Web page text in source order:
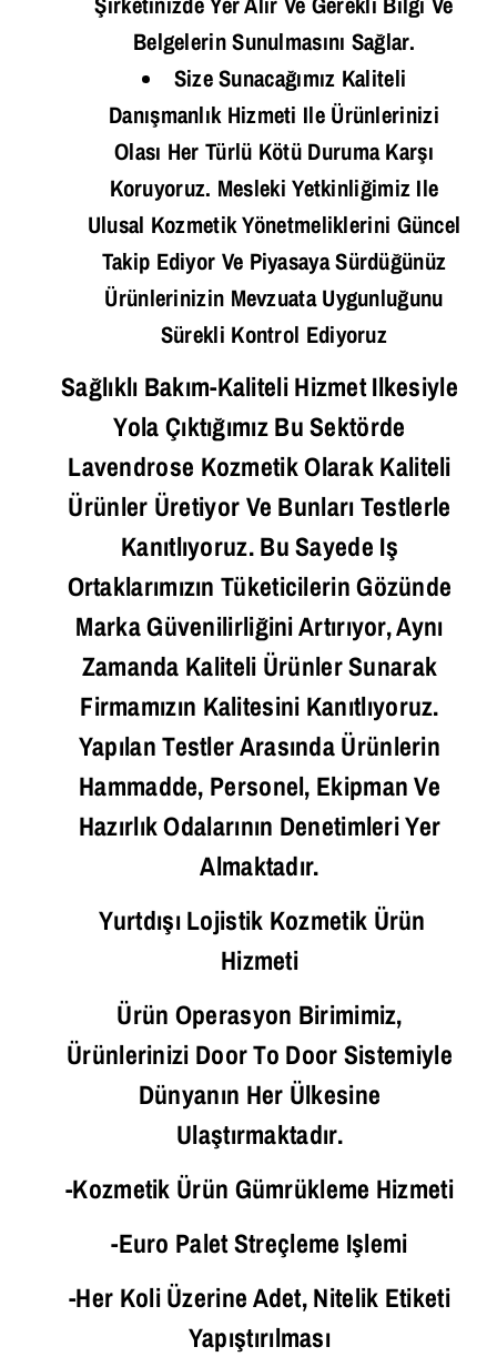
Belgelerin Sunulmasını Sağlar.
Size Sunacağımız Kaliteli
Danışmanlık Hizmeti Ile Ürünlerinizi
Olası Her Türlü Kötü Duruma Karşı
Koruyoruz. Mesleki Yetkinliğimiz Ile
Ulusal Kozmetik Yönetmeliklerini Güncel
Takip Ediyor Ve Piyasaya Sürdüğünüz
Ürünlerinizin Mevzuata Uygunluğunu
Sürekli Kontrol Ediyoruz
Sağlıklı Bakım-Kaliteli Hizmet Ilkesiyle
Yola Çıktığımız Bu Sektörde
Lavendrose Kozmetik Olarak Kaliteli
Ürünler Üretiyor Ve Bunları Testlerle
Kanıtlıyoruz. Bu Sayede Iş
Ortaklarımızın Tüketicilerin Gözünde
Marka Güvenilirliğini Artırıyor, Aynı
Zamanda Kaliteli Ürünler Sunarak
Firmamızın Kalitesini Kanıtlıyoruz.
Yapılan Testler Arasında Ürünlerin
Hammadde, Personel, Ekipman Ve
Hazırlık Odalarının Denetimleri Yer
Almaktadır.
Yurtdışı Lojistik Kozmetik Ürün
Hizmeti
Ürün Operasyon Birimimiz,
Ürünlerinizi Door To Door Sistemiyle
Dünyanın Her Ülkesine
Ulaştırmaktadır.
-Kozmetik Ürün Gümrükleme Hizmeti
-Euro Palet Streçleme Işlemi
-Her Koli Üzerine Adet, Nitelik Etiketi
Yapıştırılması